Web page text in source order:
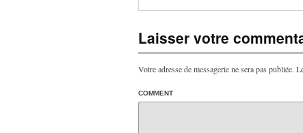
Laisser votre
Votre adresse de messagerie ne sera pas publiée.
COMMENT